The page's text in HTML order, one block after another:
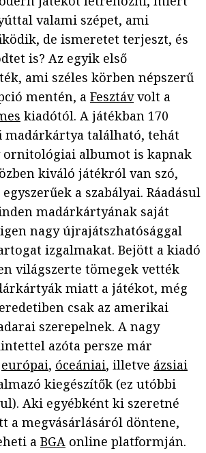
valami szépet, ami
de ismeretet terjeszt, és
is? Az egyik első
ami széles körben népszerű
mentén, a Fesztávvolt a
kiadótól. A játékban 170
madárkártya található, tehát
ornitológiai albumot is kapnak
kiváló játékról van szó,
a szabályai. Ráadásul
madárkártyának saját
nagy újrajátszhatósággal
izgalmakat. Bejött a kiadó
világszerte tömegek vették
miatt a játékot, még
csak az amerikai
szerepelnek. A nagy
azóta persze már
európai, óceániai, illetve ázsiai
kiegészítők (ez utóbbi
Aki egyébként ki szeretné
a megvásárlásáról döntene,
a BGA online platformján.